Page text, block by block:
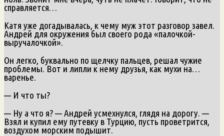
справляется…
Катя уже догадывалась, к чему муж этот разговор завел.
Андрей для окружения был своего рода «палочкой-
выручалочкой».
Он легко, буквально по щелчку пальцев, решал чужие
проблемы. Вот и липли к нему друзья, как мухи на…
варенье.
— И что ты?
— Ну а что я? — Андрей усмехнулся, глядя на дорогу. —
Взял и купил ему путевку в Турцию, пусть проветрится,
воздухом морским подышит.